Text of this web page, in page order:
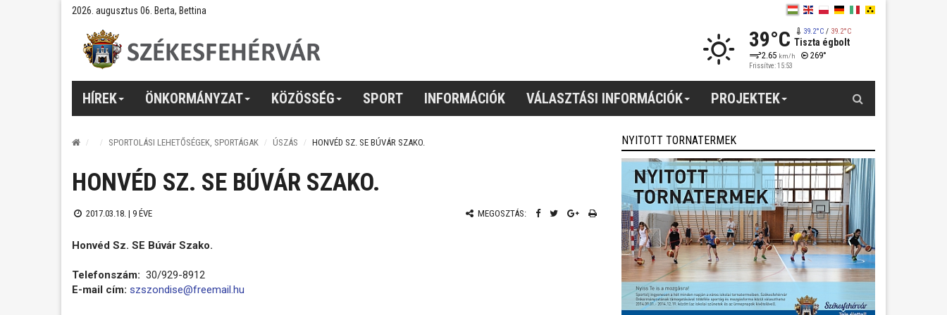
2026. augusztus 06. Berta, Bettina
39°C 39.2°C/ 39.2°C
Tiszta égbolt
2.65 km/h 269°
Frissítve: 15:53
HÍREK ÖNKORMÁNYZAT KÖZÖSSÉG SPORT INFORMÁCIÓK VÁLASZTÁSI INFORMÁCIÓK PROJEKTEK
SPORTOLÁSI LEHETŐSÉGEK, SPORTÁGAK ÚSZÁS HONVÉD SZ. SE BÚVÁR SZAKO.
HONVÉD SZ. SE BÚVÁR SZAKO.
2017.03.18. | 9 ÉVE MEGOSZTÁS:
Honvéd Sz. SE Búvár Szako.
Telefonszám: 30/929-8912
E-mail cím: szszondise@freemail.hu
NYITOTT TORNATERMEK